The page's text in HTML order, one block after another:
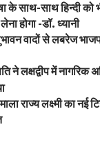
के साथ-साथ हिन्दी
होगा -डॉ. ध्यानी
वादों से लबरेज
ने लक्षद्वीप में नागरिक
राज्य लक्ष्मी का नई